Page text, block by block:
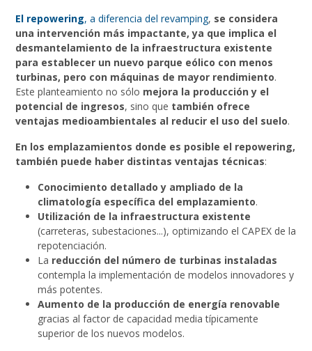
El repowering, a diferencia del revamping, se considera
una intervención más impactante, ya que implica el
desmantelamiento de la infraestructura existente
para establecer un nuevo parque eólico con menos
turbinas, pero con máquinas de mayor rendimiento.
Este planteamiento no sólo mejora la producción y el
potencial de ingresos, sino que también ofrece
ventajas medioambientales al reducir el uso del suelo.
En los emplazamientos donde es posible el repowering,
también puede haber distintas ventajas técnicas:
Conocimiento detallado y ampliado de la
climatología específica del emplazamiento.
Utilización de la infraestructura existente
(carreteras, subestaciones...), optimizando el CAPEX de la
repotenciación.
La reducción del número de turbinas instaladas
contempla la implementación de modelos innovadores y
más potentes.
Aumento de la producción de energía renovable
gracias al factor de capacidad media típicamente
superior de los nuevos modelos.